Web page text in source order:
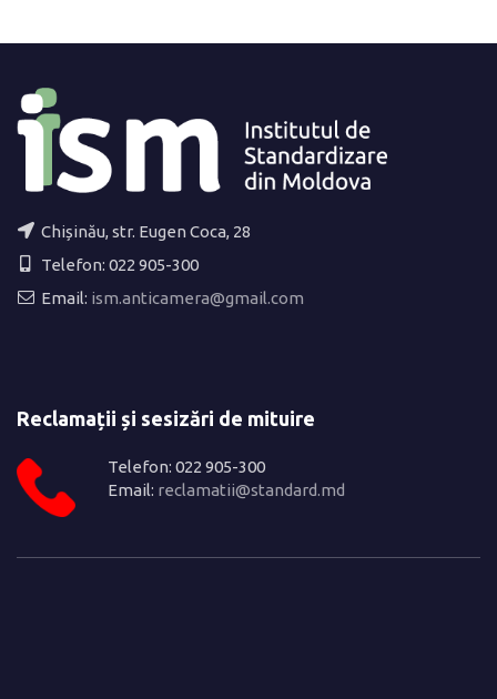
Chișinău, str. Eugen Coca, 28
Telefon: 022 905-300
Email: ism.anticamera@gmail.com
Reclamații și sesizări de mituire
Telefon: 022 905-300
Email: reclamatii@standard.md